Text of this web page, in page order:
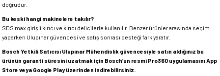
doğrudur.
Bu keski hangi makinelere takılır?
SDS max girişli kırıcı ve kırıcı delicilerle kullanılır. Benzer ürünler arasında seçim
yaparken Ulupınar güvencesi ve satış sonrası desteği fark yaratır.
Bosch Yetkili Satıcısı Ulupınar Mühendislik güvencesiyle satın aldığınız bu
ürünün garanti süresini uzatmak için Bosch’un resmi Pro360 uygulamasını App
Store veya Google Play üzerinden indirebilirsiniz.